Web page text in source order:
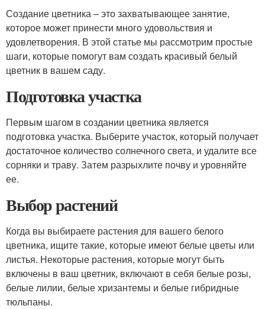
Создание цветника – это захватывающее занятие,
которое может принести много удовольствия и
удовлетворения. В этой статье мы рассмотрим простые
шаги, которые помогут вам создать красивый белый
цветник в вашем саду.
Подготовка участка
Первым шагом в создании цветника является
подготовка участка. Выберите участок, который получает
достаточное количество солнечного света, и удалите все
сорняки и траву. Затем разрыхлите почву и уровняйте
ее.
Выбор растений
Когда вы выбираете растения для вашего белого
цветника, ищите такие, которые имеют белые цветы или
листья. Некоторые растения, которые могут быть
включены в ваш цветник, включают в себя белые розы,
белые лилии, белые хризантемы и белые гибридные
тюльпаны.